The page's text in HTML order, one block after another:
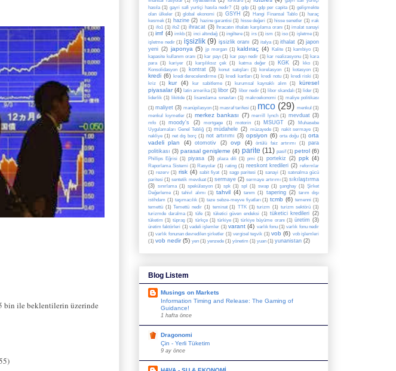
bin ile beklentilerin üzerinde
hasıla (1) gayri safi yurtiçi hasıla nedir? (1) gdp (1) gdp per capita (1) gelişmekte
olan ülkeler (1) global ekonomi (1) GSYH (2) Hangi Finansal Tablo (1)
haraç
kesmek (1) hazine (2) hazine garantisi (1) hisse değeri (1) hisse senetler (1) ırak
(1) ifo1 (1) ifo2 (1) ihracat (3) İhracatın ithalatı karşılama oranı (1) imalat sanayi
(1) imf (4) imkb (1) inci altındağ (1) ingiltere (1) irs (1) ism (1) iso (1) işletme (1)
işletme nedir (1) işsizlik (9) işsizlik oranı (2) italya (1) ithalat (2) japon
yeni (2) japonya (5) jp morgan (1) kaldıraç (4) Kalite (1) kambiyo (1)
kapasite kullanım oranı (1) kar payı (1) kar payı nedir (1) kar realizasyonu (1) kara
para (1) kariyer (1) karşılıksız çek (1) katma değer (1) KGK (2) kko (1)
Konsolidasyon (1) kontrat (3) konut satışları (1) korelasyon (1) kotasyon (1)
kredi (6) kredi derecelendirme (1) kredi kartları (1) kredi notu (1) kredi riski (1)
kriz
(1) kur (4) kur sabitleme (1) kurumsal kaynaklı alım (1)
küresel
piyasalar (4) latin amerika (1) libor (2) libor nedir (1) libor skandalı (1) lider (1)
liderlik (1) likitide (1) lisanslama sınavları (1) makroekonomi (1) maliye politikası
(1) maliyet (3) manüpilasyon (1) masraf tarifesi (1) mco (29) menkul (1)
menkul kıymetler (1) merkez bankası (7) merrill lynch (1) mevduat (3)
mfo (1) moody's (2) mortgage (1) motorin (1) MSUGT (2)
Muhasebe
Uygulamaları Genel Tebliğ (1) müdahele (2) müzayede (1) nakit sermaye (1)
nakliye (1) net dış borç (1) not artırımı (3) opsiyon (6) orta doğu (1) orta
vadeli plan
(4) otomotiv (2) ovp (4) örtülü faiz artırımı (1)
para
politikası (3) parasal genişleme (4) parite (11) pasif (1) petrol (6)
Phillips Eğrisi (1) piyasa (3) plaza dili (1) pmi (1) portekiz (2) ppk (4)
Raporlama Sistemi (1) Rasyolar (1) rating (1) reeskont kredileri (2) reformlar
(1) rezerv (1) risk (4) sabit fiyat (1) sagp paritesi (1) sanayi (1) satınalma gücü
paritesi (1) sentetik mevduat (1) sermaye (2) sermaye artırımı (1) sıkılaştırma
(3) sınırlama (1) spekülasyon (1) spk (1) spl (1) swap (1) şanghay (1) Şirket
Değerleme (1) tahivl alımı (1) tahvil (4) tanım (1) tapering (2) tarım dışı
istihdam (1) taşımacılık (1) taze sebze-meyve fiyatları (1) tcmb (6) temenni (1)
temettü (1) Temettü nedir (1) teminat (1) TTK (1) turizm (1) turizm sektörü (1)
turizmde daralma (1) tüfe (1) tüketici güven endeksi (1) tüketici kredileri (2)
tüketim (1) tüpraş (1) türkçe (1) türkiye (1) türkiye büyüme oranı (1) üretim (3)
üretim faktörleri (1) vadeli işlemler (1) varant (4) varlık fonu (1) varlık fonu nedir
(1) varlık fonunan devredilen şirketler (1) vergisel teşvik (1) vob (6) vob işlemleri
(1) vob nedir (5) yen (1) yenzede (1) yönetim (1) yuan (1) yunanistan (2)
Blog Listem
Musings on Markets
Information Timing and Release: The Gaming of
Guidance!
1 hafta önce
Dragonomi
Çin - Yerli Tüketim
9 ay önce